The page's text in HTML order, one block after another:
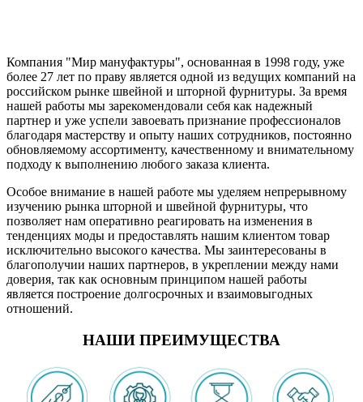
Компания "Мир мануфактуры", основанная в 1998 году, уже
более 27 лет по праву является одной из ведущих компаний на
российском рынке швейной и шторной фурнитуры. За время
нашей работы мы зарекомендовали себя как надежный
партнер и уже успели завоевать признание профессионалов
благодаря мастерству и опыту наших сотрудников, постоянно
обновляемому ассортименту, качественному и внимательному
подходу к выполнению любого заказа клиента.
Особое внимание в нашей работе мы уделяем непрерывному
изучению рынка шторной и швейной фурнитуры, что
позволяет нам оперативно реагировать на изменения в
тенденциях моды и предоставлять нашим клиентом товар
исключительно высокого качества. Мы заинтересованы в
благополучии наших партнеров, в укреплении между нами
доверия, так как основным принципом нашей работы
является построение долгосрочных и взаимовыгодных
отношений.
НАШИ ПРЕИМУЩЕСТВА